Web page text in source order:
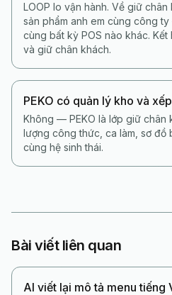
LOOP lo vận hành. Về giữ chân
sản phẩm anh em cùng công
cùng bất kỳ POS nào khác. Kết
và giữ chân khách.
PEKO có quản lý kho và
Không — PEKO là lớp giữ chân
lượng công thức, ca làm, sơ đồ
cùng hệ sinh thái.
Bài viết liên quan
AI viết lại mô tả menu